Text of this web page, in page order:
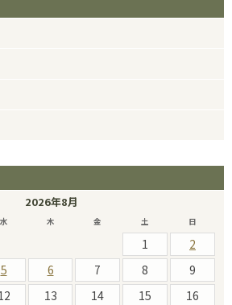
2026年8月
水 木 金 土 日
1
2
5 6 7 8
9
13 14 15
16